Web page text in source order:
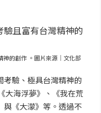
的創作 。圖片來源｜文化部
考驗、極具台灣精神的
大海浮夢》、《我在荒
《大濛》等。透過不